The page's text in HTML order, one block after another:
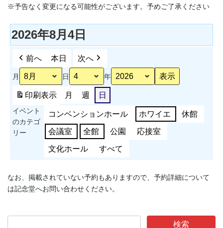
※予告なく変更になる可能性がございます。予めご了承ください
2026年8月4日
前へ 本日 次へ
月 日 年
印刷表示 月 週 日
イベント
のカテゴ
リー
コンベンションホール ホワイエ 休館
会議室 全館 公園 応接室
文化ホール すべて
なお、掲載されていない予約もありますので、予約詳細について
は記念堂へお問い合わせください。